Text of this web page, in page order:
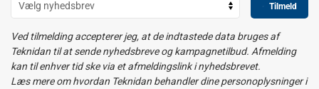
Tilmeld
Ved tilmelding accepterer jeg, at de indtastede data bruges af
Teknidan til at sende nyhedsbreve og kampagnetilbud. Afmelding
kan til enhver tid ske via et afmeldingslink i nyhedsbrevet.
Læs mere om hvordan Teknidan behandler dine personoplysninger i